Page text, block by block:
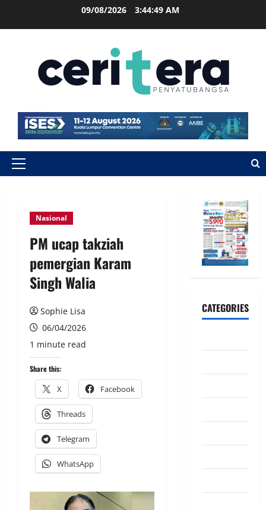
09/08/2026 3:44:50 AM
Nasional
PM ucap takziah
pemergian Karam
Singh Walia
Sophie Lisa
06/04/2026
1 minute read
Share this:
X Facebook
Threads
Telegram
WhatsApp
CATEGORIES